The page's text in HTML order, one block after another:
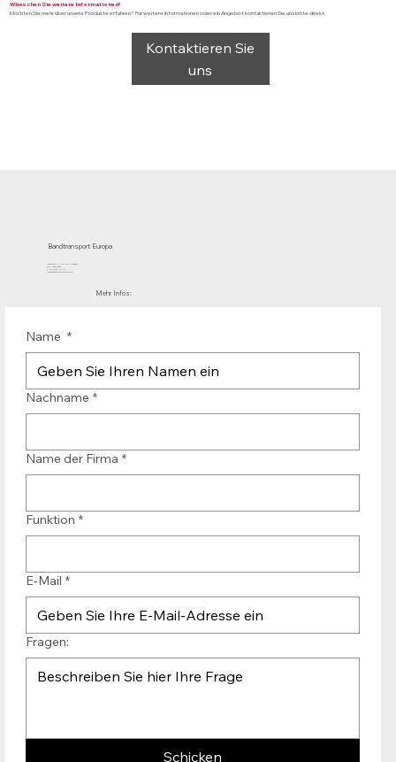
Wünschen Sie weitere Informationen?
Möchten Sie mehr über unsere Produkte erfahren? Für weitere Informationen oder ein Angebot kontaktieren Sie uns bitte direkt.
Kontaktieren Sie
uns
Bandtransport Europa
Mühlenhof 12 | 1911 DB Uitgeest
die Niederlande
T.:+31 (0)251 319 119
info@bandtransporteurope.nl
Mehr Infos:
Name *
Nachname *
Name der Firma *
Funktion *
E-Mail *
Fragen:
Schicken